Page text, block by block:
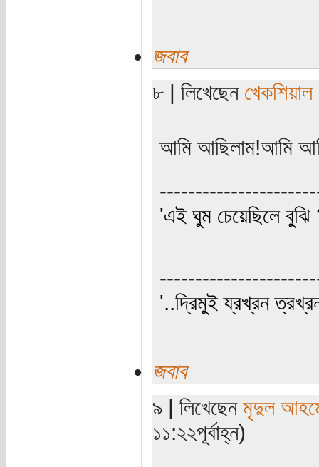
জবাব
৮ | লিখেছেন খেকশিয়াল
আমি আছিলাম!আমি
'এই ঘুম চেয়েছিলে
'..দ্রিমুই য্রখ্রন
জবাব
৯ | লিখেছেন মৃদুল
১১:২২পূর্বাহ্ন)